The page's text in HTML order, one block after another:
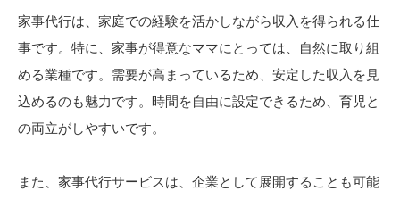
家事代行は、家庭での経験を活かしながら収入を得られる仕
事です。特に、家事が得意なママにとっては、自然に取り組
める業種です。需要が高まっているため、安定した収入を見
込めるのも魅力です。時間を自由に設定できるため、育児と
の両立がしやすいです。
また、家事代行サービスは、企業として展開することも可能